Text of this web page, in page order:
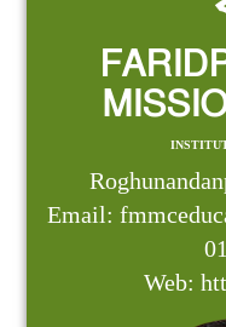
Email:
Web: